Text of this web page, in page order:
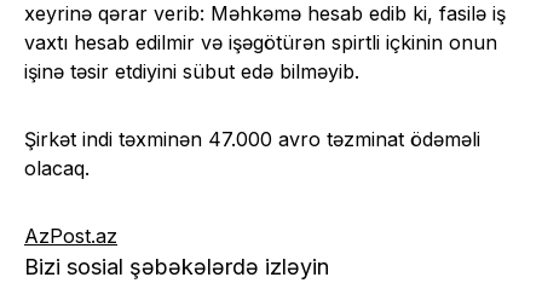
xeyrinə qərar verib: Məhkəmə hesab edib ki, fasilə iş
vaxtı hesab edilmir və işəgötürən spirtli içkinin onun
işinə təsir etdiyini sübut edə bilməyib.
Şirkət indi təxminən 47.000 avro təzminat ödəməli
olacaq.
AzPost.az
Bizi sosial şəbəkələrdə izləyin